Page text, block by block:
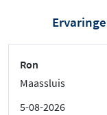
Ron
Maassluis
5-08-2026